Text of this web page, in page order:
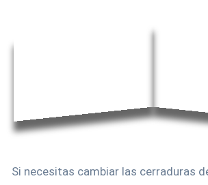
Si necesitas cambiar las cerraduras